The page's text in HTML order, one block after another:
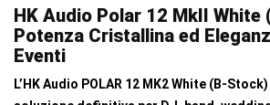
HK Audio Polar 12 MkII White
Potenza Cristallina ed
Eventi
L’HK Audio POLAR 12 MK2 White (B-